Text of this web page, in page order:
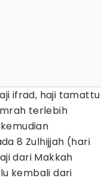
ifrad, haji tamattu
terlebih
8 Zulhijjah (hari
dari Makkah
kembali dari